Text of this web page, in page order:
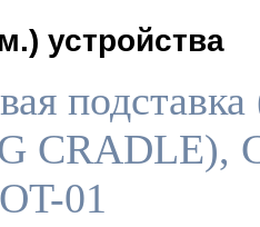
устройства
CRADLE),
01